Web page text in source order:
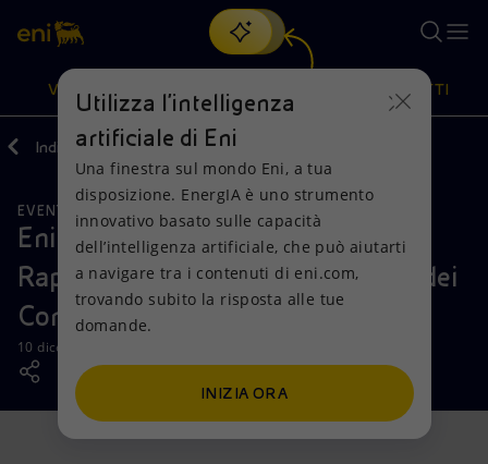
Cerca
scopri EnergIA, la nostra nuova soluzione di intelligenza
artificiale.
VISIONE
Visione
Mission e valori
Persone e Partnership
Net Zero
Modello satellitare
Azioni
Diversificazione energetica
Tecnologie per la transizione
Collaborazioni per l'innovazione
Attività nel mondo
PRODOTTI
Prodotti
Casa
Imprese
Mobilità
Indietro Media News
EVENTI
Eni gas e luce incontra i
Rappresentanti delle Associazioni dei
Consumatori
10 dicembre 2021 - 10:00 CET
Utilizza l'intelligenza
artificiale di Eni
Una finestra sul mondo Eni, a tua
disposizione. EnergIA è uno strumento
innovativo basato sulle capacità
dell’intelligenza artificiale, che può aiutarti
a navigare tra i contenuti di eni.com,
trovando subito la risposta alle tue
domande.
INIZIA ORA